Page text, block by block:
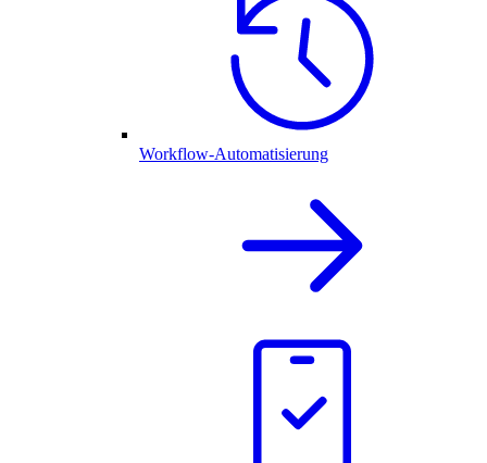
Workflow-Automatisierung